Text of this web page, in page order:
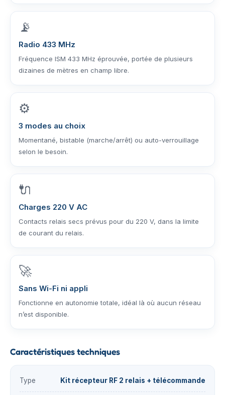
📡
Radio 433 MHz
Fréquence ISM 433 MHz éprouvée, portée de plusieurs
dizaines de mètres en champ libre.
⚙️
3 modes au choix
Momentané, bistable (marche/arrêt) ou auto-verrouillage
selon le besoin.
🔌
Charges 220 V AC
Contacts relais secs prévus pour du 220 V, dans la limite
de courant du relais.
🚀
Sans Wi-Fi ni appli
Fonctionne en autonomie totale, idéal là où aucun réseau
n’est disponible.
Caractéristiques techniques
Type Kit récepteur RF 2 relais + télécommande